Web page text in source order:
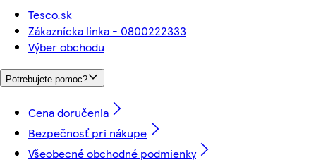
Tesco.sk
Zákaznícka linka - 0800222333
Výber obchodu
Potrebujete pomoc?
Cena doručenia
Bezpečnosť pri nákupe
Všeobecné obchodné podmienky